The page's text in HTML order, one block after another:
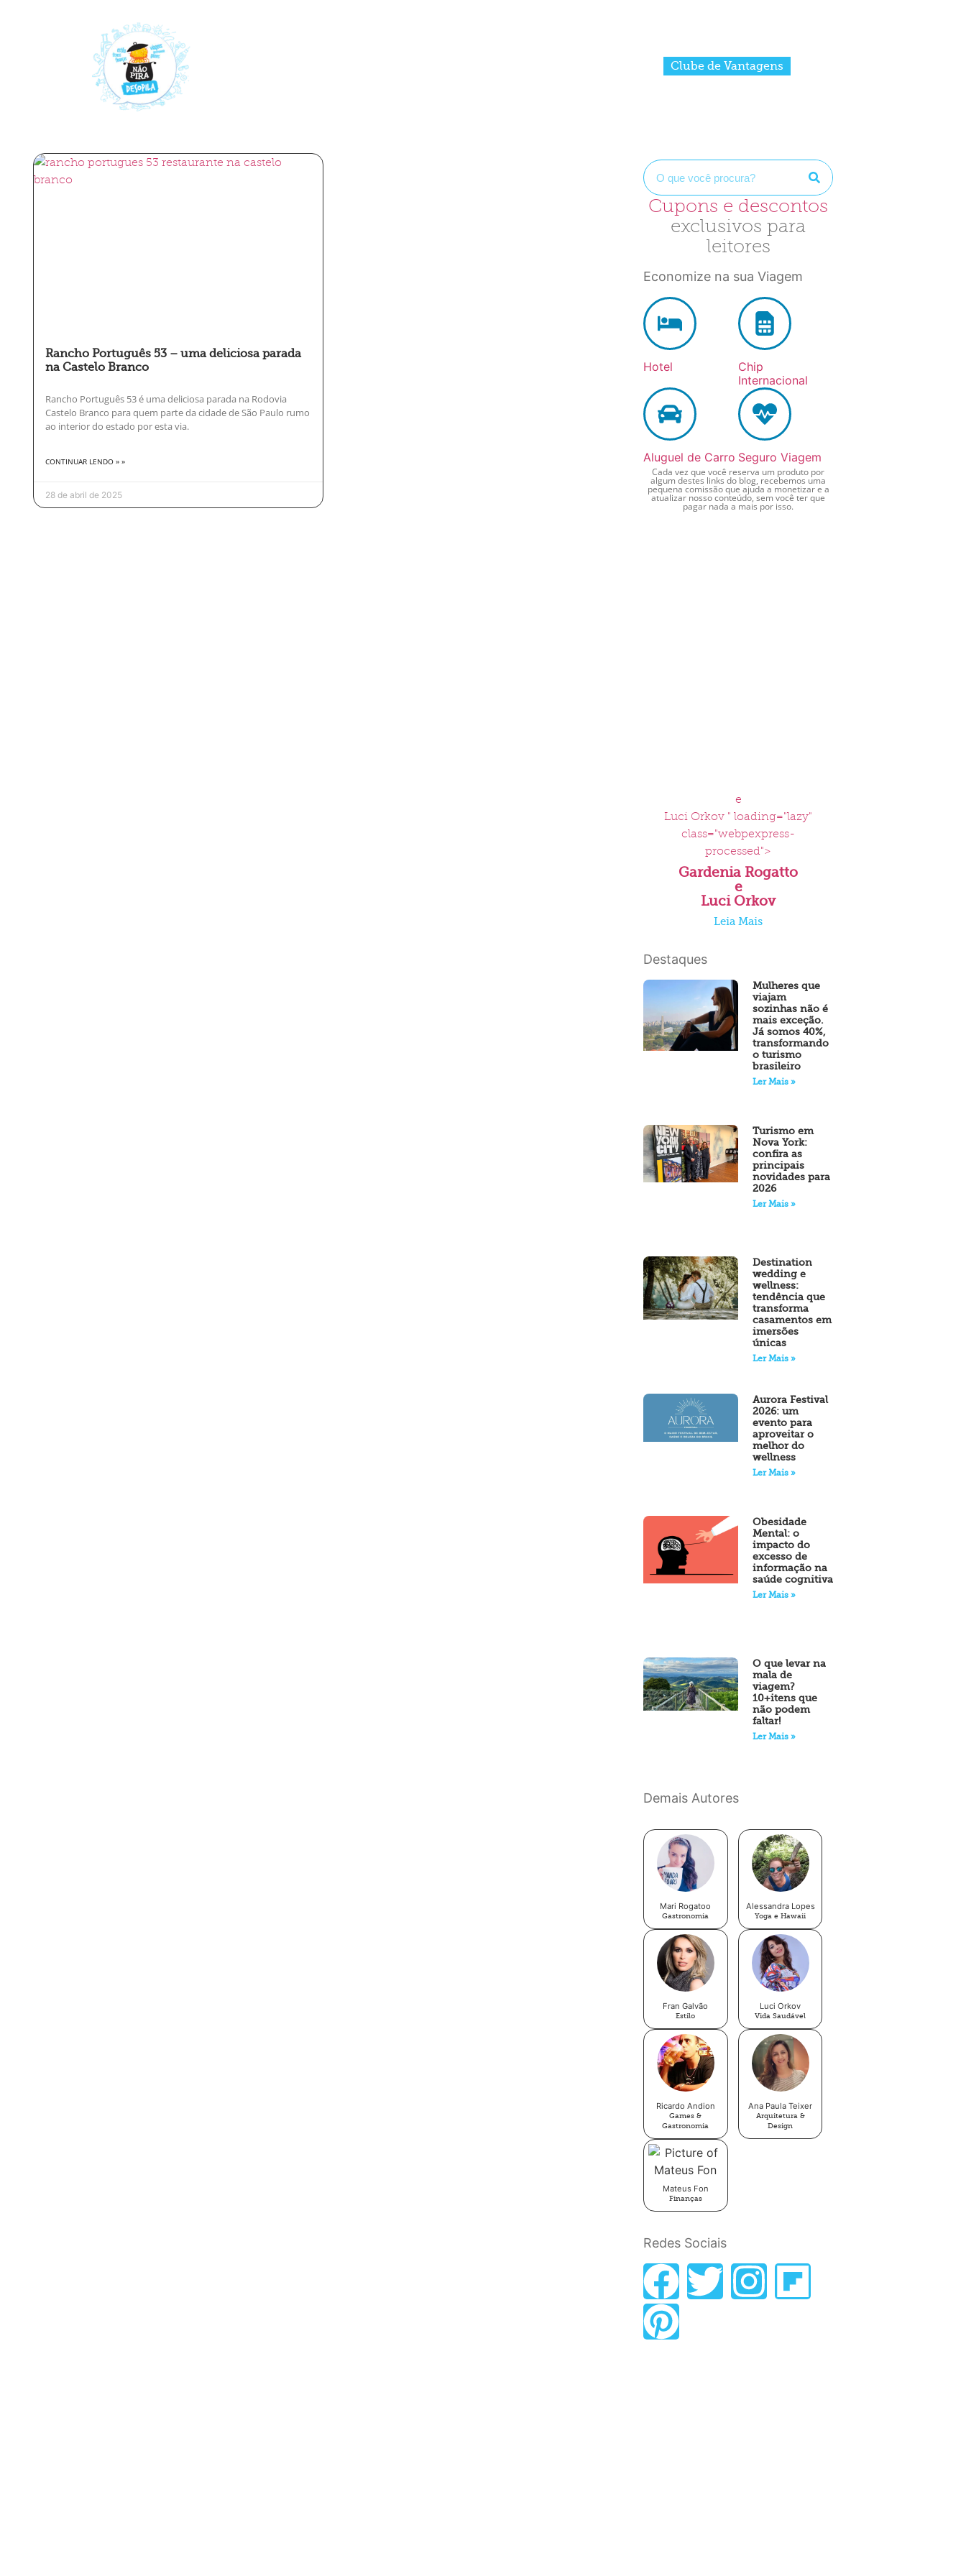
Clube de Vantagens
Rancho Português 53 – uma deliciosa parada
na Castelo Branco
Rancho Português 53 é uma deliciosa parada na Rodovia
Castelo Branco para quem parte da cidade de São Paulo rumo
ao interior do estado por esta via.
CONTINUAR LENDO » »
28 de abril de 2025
Cupons e descontos
exclusivos para
leitores
Economize na sua Viagem
Hotel
Chip
Internacional
Aluguel de Carro Seguro Viagem
Cada vez que você reserva um produto por
algum destes links do blog, recebemos uma
pequena comissão que ajuda a monetizar e a
atualizar nosso conteúdo, sem você ter que
pagar nada a mais por isso.
e
Luci Orkov " loading="lazy"
class="webpexpress-
processed">
Gardenia Rogatto
e
Luci Orkov
Leia Mais
Destaques
Mulheres que
viajam
sozinhas não é
mais exceção.
Já somos 40%,
transformando
o turismo
brasileiro
Ler Mais »
Turismo em
Nova York:
confira as
principais
novidades para
2026
Ler Mais »
Destination
wedding e
wellness:
tendência que
transforma
casamentos em
imersões
únicas
Ler Mais »
Aurora Festival
2026: um
evento para
aproveitar o
melhor do
wellness
Ler Mais »
Obesidade
Mental: o
impacto do
excesso de
informação na
saúde cognitiva
Ler Mais »
O que levar na
mala de
viagem?
10+itens que
não podem
faltar!
Ler Mais »
Demais Autores
Mari Rogatoo
Gastronomia
Fran Galvão
Estilo
Ricardo Andion
Games &
Gastronomia
Mateus Fon
Finanças
Alessandra Lopes
Yoga e Hawaii
Luci Orkov
Vida Saudável
Ana Paula Teixer
Arquitetura &
Design
Redes Sociais